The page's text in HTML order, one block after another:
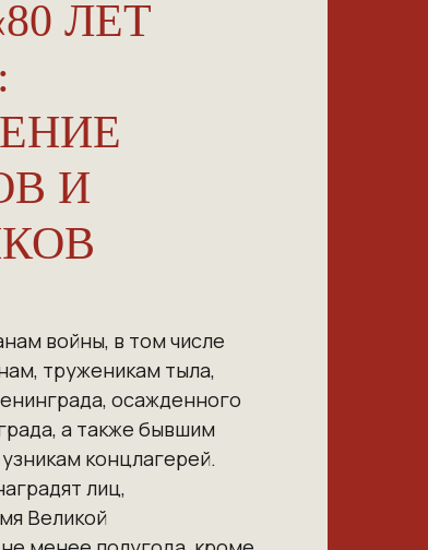
ЛЕТ
И
войны, в том числе
труженикам тыла,
осажденного
а также бывшим
концлагерей.
лиц,
Великой